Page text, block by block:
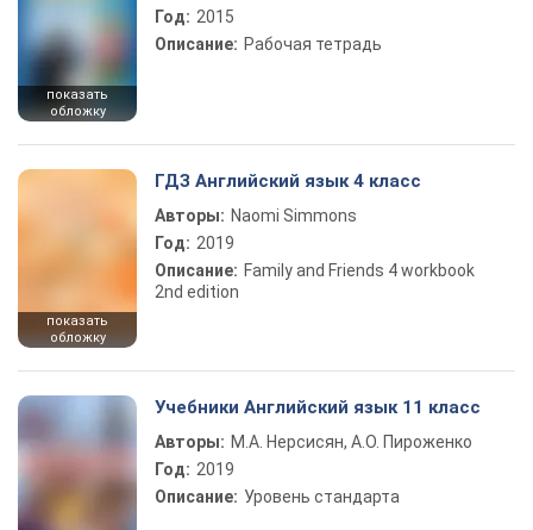
показать
обложку
Год: 2015
Описание: Рабочая тетрадь
показать
обложку
ГДЗ Английский язык 4 класс
Авторы: Naomi Simmons
Год: 2019
Описание: Family and Friends 4 workbook
2nd edition
Учебники Английский язык 11 класс
Авторы: М.А. Нерсисян, А.О. Пироженко
Год: 2019
Описание: Уровень стандарта